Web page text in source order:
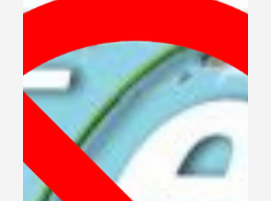
1 de set. de 2025 2 min de leitura
Dicas & Hacks
Você sabe emitir um Documento
CNPJ modelo II?
Saiba como emitir o Documento CNPJ modelo II
rapidamente. Este novo modelo oferece informações
adicionais e facilita a validação do Certificado Digital.